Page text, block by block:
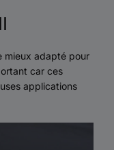
mieux adapté pour
car ces
applications